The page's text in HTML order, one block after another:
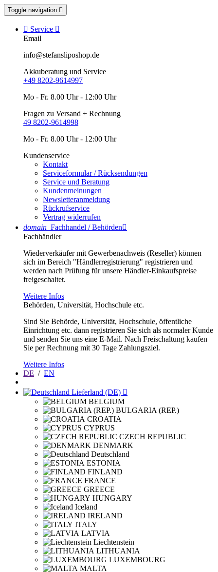
Toggle navigation 
 Service 
Email
info@stefansliposhop.de
Akkuberatung und Service
+49 8202-9614997
Mo - Fr. 8.00 Uhr - 12:00 Uhr
Fragen zu Versand + Rechnung
49 8202-9614998
Mo - Fr. 8.00 Uhr - 12:00 Uhr
Kundenservice
Kontakt
Serviceformular / Rücksendungen
Service und Beratung
Kundenmeinungen
Newsletteranmeldung
Rückrufservice
Vertrag widerrufen
domain Fachhandel / Behörden
Fachhändler
Wiederverkäufer mit Gewerbenachweis (Reseller) können
sich im Bereich "Händlerregistrierung" registrieren und
werden nach Prüfung für unsere Händler-Einkaufspreise
freigeschaltet.
Weitere Infos
Behörden, Universität, Hochschule etc.
Sind Sie Behörde, Universität, Hochschule, öffentliche
Einrichtung etc. dann registrieren Sie sich als normaler Kunde
und senden Sie uns eine E-Mail. Nach Freischaltung kaufen
Sie per Rechnung mit 30 Tage Zahlungsziel.
Weitere Infos
DE / EN
Lieferland (DE) 
BELGIUM
BULGARIA (REP.)
CROATIA
CYPRUS
CZECH REPUBLIC
DENMARK
Deutschland
ESTONIA
FINLAND
FRANCE
GREECE
HUNGARY
Iceland
IRELAND
ITALY
LATVIA
Liechtenstein
LITHUANIA
LUXEMBOURG
MALTA